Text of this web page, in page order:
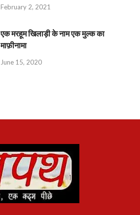
February 2, 2021
एक मरहूम खिलाड़ी के नाम एक मुल्क का
माफ़ीनामा
June 15, 2020